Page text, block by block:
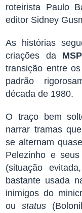
roteirista Paulo
editor Sidney
As histórias
criações da MSP
transição entre
padrão
década de 1980.
O traço bem
narrar tramas
se alternam
Pelezinho e
(situação
bastante usada
inimigos do
oustatus